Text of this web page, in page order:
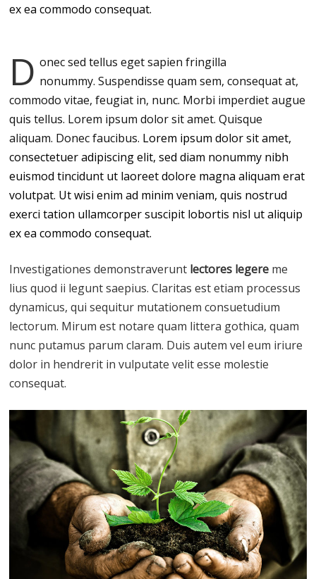
ex ea commodo consequat.
D onec sed tellus eget sapien fringilla
nonummy.Suspendisse quam sem, consequat at,
commodo vitae, feugiat in, nunc. Morbi imperdiet augue
quis tellus. Lorem ipsum dolor sit amet. Quisque
aliquam. Donec faucibus. Lorem ipsum dolor sit amet,
consectetuer adipiscing elit, sed diam nonummy nibh
euismod tincidunt ut laoreet dolore magna aliquam erat
volutpat. Ut wisi enim ad minim veniam, quis nostrud
exerci tation ullamcorper suscipit lobortis nisl ut aliquip
ex ea commodo consequat.
Investigationes demonstraverunt lectores legere me
lius quod ii legunt saepius. Claritas est etiam processus
dynamicus, qui sequitur mutationem consuetudium
lectorum. Mirum est notare quam littera gothica, quam
nunc putamus parum claram. Duis autem vel eum iriure
dolor in hendrerit in vulputate velit esse molestie
consequat.